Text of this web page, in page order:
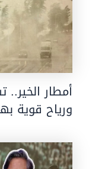
أمطار
ورياح قوية